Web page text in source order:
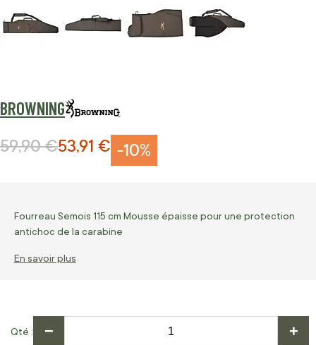
BROWNING
-10%
Prix Spécial
53,91 €
Prix normal
59,90 €
Fourreau Semois 115 cm Mousse épaisse pour une protection
antichoc de la carabine
En savoir plus
Qté − +